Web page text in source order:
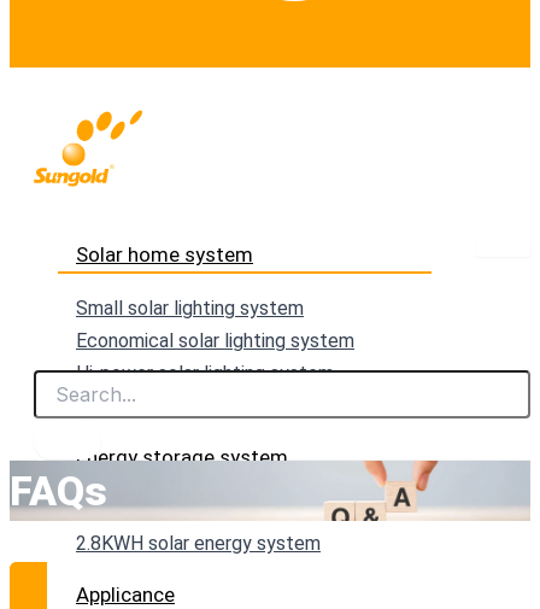
Solar home system
Small solar lighting system
Economical solar lighting system
Hi-power solar lighting system
Solar-lantern
Energy storage system
1KWH solar energy system
2.8KWH solar energy system
Applicance
FAQs